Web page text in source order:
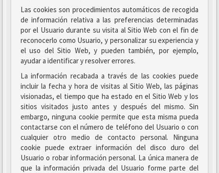
Las cookies son procedimientos automáticos de recogida
de información relativa a las preferencias determinadas
por el Usuario durante su visita al Sitio Web con el fin de
reconocerlo como Usuario, y personalizar su experiencia y
el uso del Sitio Web, y pueden también, por ejemplo,
ayudar a identificar y resolver errores.
La información recabada a través de las cookies puede
incluir la fecha y hora de visitas al Sitio Web, las páginas
visionadas, el tiempo que ha estado en el Sitio Web y los
sitios visitados justo antes y después del mismo. Sin
embargo, ninguna cookie permite que esta misma pueda
contactarse con el número de teléfono del Usuario o con
cualquier otro medio de contacto personal. Ninguna
cookie puede extraer información del disco duro del
Usuario o robar información personal. La única manera de
que la información privada del Usuario forme parte del